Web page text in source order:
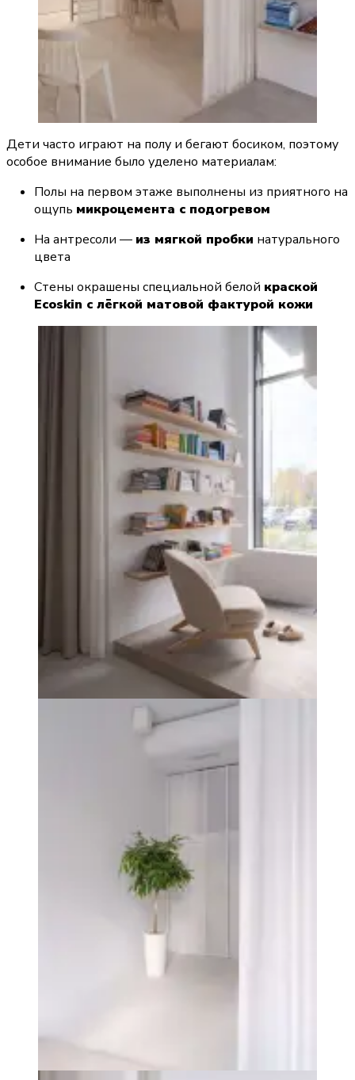
Дети часто играют на полу и бегают босиком, поэтому
особое внимание было уделено материалам:
Полы на первом этаже выполнены из приятного на
ощупь микроцемента с подогревом
На антресоли — из мягкой пробки натурального
цвета
Стены окрашены специальной белой краской
Ecoskin с лёгкой матовой фактурой кожи